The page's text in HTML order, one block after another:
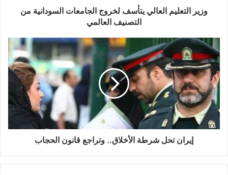
وزير التعليم العالي يتأسف لخروج الجامعات السودانية من
التصنيف العالمي
إيران تحل شرطة الأخلاق.. وتراجع قانون الحجاب